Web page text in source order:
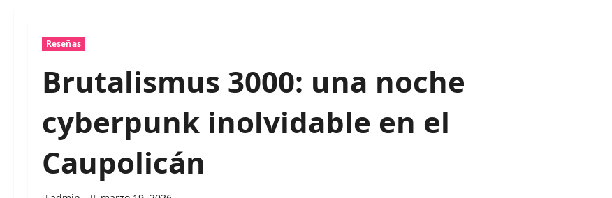
Reseñas
Brutalismus 3000: una noche
cyberpunk inolvidable en el
Caupolicán